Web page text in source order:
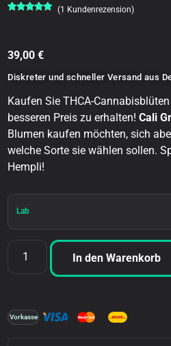
auf
Kundenbewertung
(1 Kundenrezension)
39,00€
Diskreter und schneller Versand aus
Kaufen Sie THCA-
besseren Preis zu erhalten! Cali
Blumen kaufen möchten, sich
welche Sorte sie wählen sollen.
Hempli!
Lab
In den Warenkorb
Vorkasse